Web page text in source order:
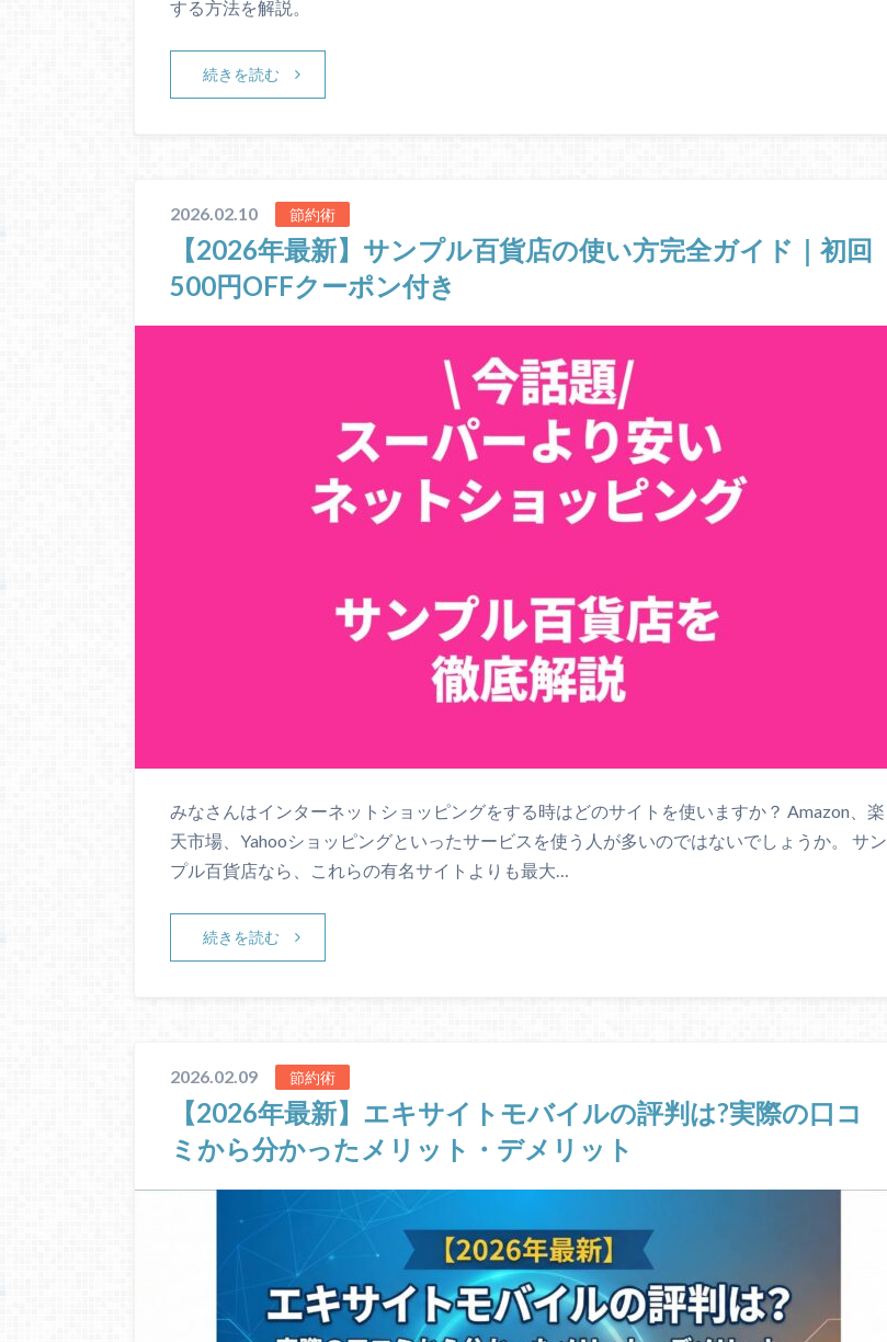
する方法を解説。
続きを読む
2026.02.10 節約術
【2026年最新】サンプル百貨店の使い方完全ガイド｜初回
500円OFFクーポン付き
みなさんはインターネットショッピングをする時はどのサイトを使いますか？ Amazon、楽
天市場、Yahooショッピングといったサービスを使う人が多いのではないでしょうか。 サン
プル百貨店なら、これらの有名サイトよりも最大…
続きを読む
2026.02.09 節約術
【2026年最新】エキサイトモバイルの評判は?実際の口コ
ミから分かったメリット・デメリット